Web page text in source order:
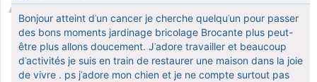
Bonjour atteint dʾun cancer je cherche quelquʾun pour passer
des bons moments jardinage bricolage Brocante plus peut-
être plus allons doucement. Jʾadore travailler et beaucoup
dʾactivités je suis en train de restaurer une maison dans la joie
de vivre . ps jʾadore mon chien et je ne compte surtout pas